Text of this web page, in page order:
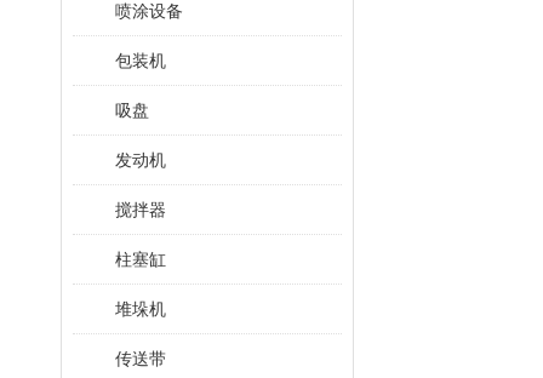
喷涂设备
包装机
吸盘
发动机
搅拌器
柱塞缸
堆垛机
传送带